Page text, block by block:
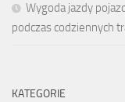
Wygoda jazdy
podczas codziennych
KATEGORIE